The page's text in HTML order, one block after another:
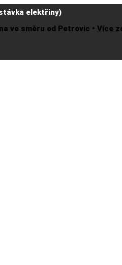
elektřiny)
ve směru od Petrovic • Více